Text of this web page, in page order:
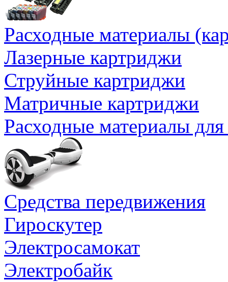
Расходные материалы
Лазерные картриджи
Струйные картриджи
Матричные картриджи
Расходные материалы
Средства передвижения
Гироскутер
Электросамокат
Электробайк